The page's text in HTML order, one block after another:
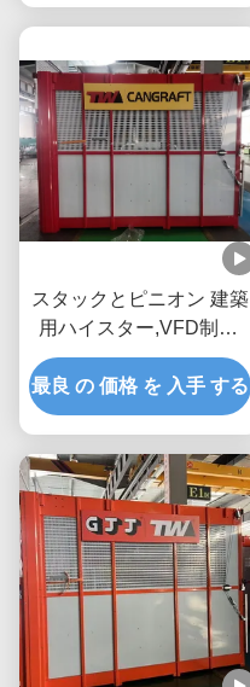
スタックとピニオン 建築
用ハイスター,VFD制御,
ホットディップガルバン
化 2000kg 建設用ビルデ
ィングハイスター,0-
スター
最良 の 価格 を 入手 する